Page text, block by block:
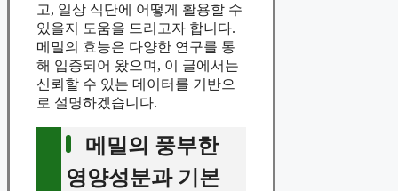
고, 일상 식단에 어떻게 활용할 수
있을지 도움을 드리고자 합니다.
메밀의 효능은 다양한 연구를 통
해 입증되어 왔으며, 이 글에서는
신뢰할 수 있는 데이터를 기반으
로 설명하겠습니다.
메밀의 풍부한
영양성분과 기본